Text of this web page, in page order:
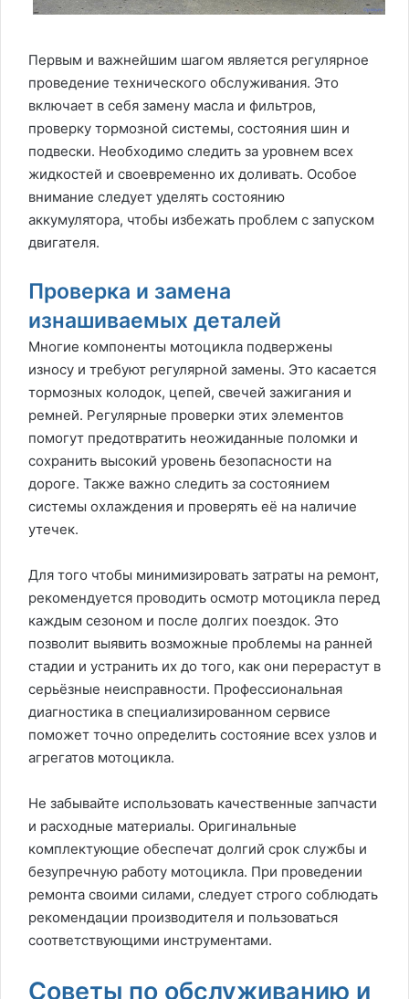
Первым и важнейшим шагом является регулярное
проведение технического обслуживания. Это
включает в себя замену масла и фильтров,
проверку тормозной системы, состояния шин и
подвески. Необходимо следить за уровнем всех
жидкостей и своевременно их доливать. Особое
внимание следует уделять состоянию
аккумулятора, чтобы избежать проблем с запуском
двигателя.
Проверка и замена
изнашиваемых деталей
Многие компоненты мотоцикла подвержены
износу и требуют регулярной замены. Это касается
тормозных колодок, цепей, свечей зажигания и
ремней. Регулярные проверки этих элементов
помогут предотвратить неожиданные поломки и
сохранить высокий уровень безопасности на
дороге. Также важно следить за состоянием
системы охлаждения и проверять её на наличие
утечек.
Для того чтобы минимизировать затраты на ремонт,
рекомендуется проводить осмотр мотоцикла перед
каждым сезоном и после долгих поездок. Это
позволит выявить возможные проблемы на ранней
стадии и устранить их до того, как они перерастут в
серьёзные неисправности. Профессиональная
диагностика в специализированном сервисе
поможет точно определить состояние всех узлов и
агрегатов мотоцикла.
Не забывайте использовать качественные запчасти
и расходные материалы. Оригинальные
комплектующие обеспечат долгий срок службы и
безупречную работу мотоцикла. При проведении
ремонта своими силами, следует строго соблюдать
рекомендации производителя и пользоваться
соответствующими инструментами.
Советы по обслуживанию и